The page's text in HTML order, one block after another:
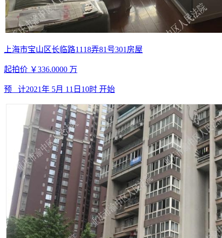
上海市宝山区长临路1118弄81号301房屋
起拍价 ￥336.0000 万
预 计2021年 5月 11日10时 开始